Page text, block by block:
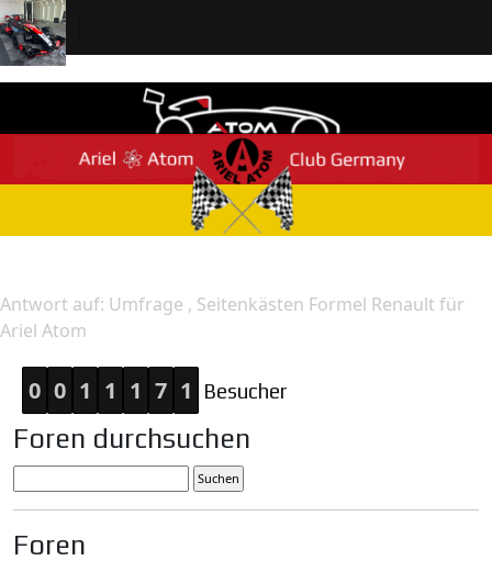
Antwort auf: Umfrage , Seitenkästen Formel Renault für
Ariel Atom
0 0 1 1 1 7 1 Besucher
Foren durchsuchen
Foren